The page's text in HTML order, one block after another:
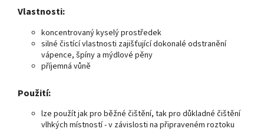
Vlastnosti:
koncentrovaný kyselý prostředek
silné čistící vlastnosti zajišťující dokonalé odstranění
vápence, špíny a mýdlové pěny
příjemná vůně
Použití:
lze použít jak pro běžné čištění, tak pro důkladné čištění
vlhkých místností - v závislosti na připraveném roztoku